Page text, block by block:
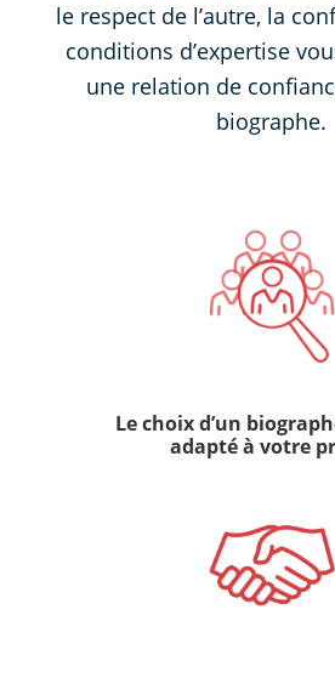
le respect de l’autre, la
conditions d’expertise
une relation de
biographe.
Le choix d’un
adapté à votre